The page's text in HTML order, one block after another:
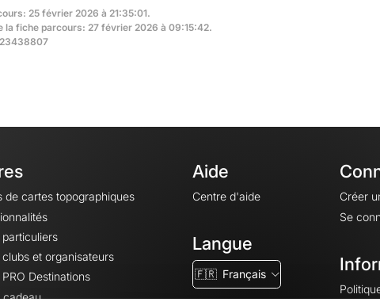
25 février 2026 à 21:35:01.
la fiche parcours: 27 février 2026 à 09:15:42.
de cartes topographiques
et organisateurs
Destinations
cadeau
Aide
Centre d'aide
Langue
🇫🇷 Français
Créer
Se